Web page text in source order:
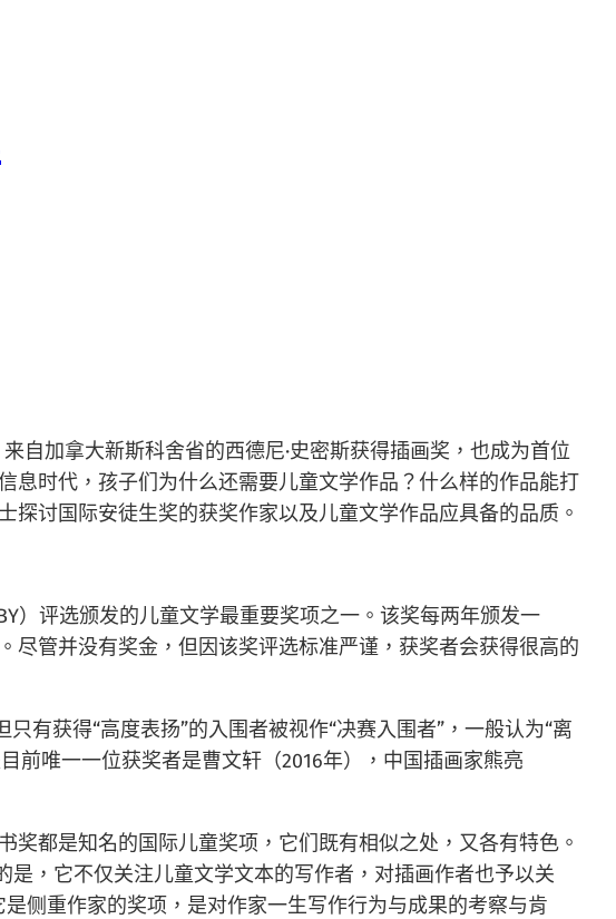
自加拿大新斯科舍省的西德尼·史密斯获得插画奖，也成为首位
时代，孩子们为什么还需要儿童文学作品？什么样的作品能打
讨国际安徒生奖的获奖作家以及儿童文学作品应具备的品质。
）评选颁发的儿童文学最重要奖项之一。该奖每两年颁发一
尽管并没有奖金，但因该奖评选标准严谨，获奖者会获得很高的
有获得“高度表扬”的入围者被视作“决赛入围者”，一般认为“离
前唯一一位获奖者是曹文轩（2016年），中国插画家熊亮
都是知名的国际儿童奖项，它们既有相似之处，又各有特色。
是，它不仅关注儿童文学文本的写作者，对插画作者也予以关
侧重作家的奖项，是对作家一生写作行为与成果的考察与肯